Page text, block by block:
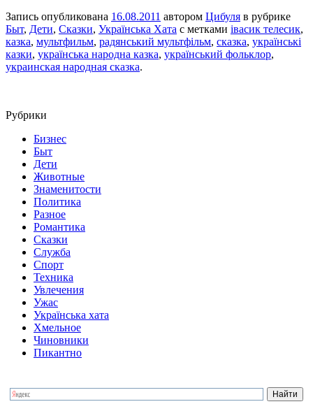
Запись опубликована 16.08.2011 автором Цибуля в рубрике
Быт, Дети, Сказки, Українська Хата с метками івасик телесик,
казка, мультфильм, радянський мультфільм, сказка, українські
казки, українська народна казка, український фольклор,
украинская народная сказка.
Рубрики
Бизнес
Быт
Дети
Животные
Знаменитости
Политика
Разное
Романтика
Сказки
Служба
Спорт
Техника
Увлечения
Ужас
Українська хата
Хмельное
Чиновники
Пикантно